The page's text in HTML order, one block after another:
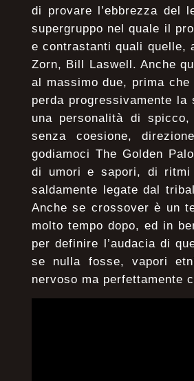
di provare l’ebbrezza del
supergruppo nel quale il
e contrastanti quali quelle,
Zorn, Bill Laswell. Anche
al massimo due, prima
perda progressivamente la
una personalità di
senza coesione,
godiamoci The Golden
di umori e sapori, di ritmi
saldamente legate dal
Anche se crossover è un
molto tempo dopo, ed in
per definire l’audacia di
se nulla fosse, vapori
nervoso ma perfettamente